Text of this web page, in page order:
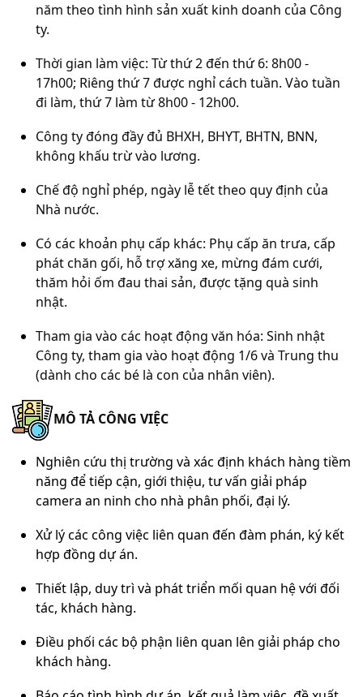
năm theo tình hình sản xuất kinh doanh của Công
ty.
Thời gian làm việc: Từ thứ 2 đến thứ 6: 8h00 -
17h00; Riêng thứ 7 được nghỉ cách tuần. Vào tuần
đi làm, thứ 7 làm từ 8h00 - 12h00.
Công ty đóng đầy đủ BHXH, BHYT, BHTN, BNN,
không khấu trừ vào lương.
Chế độ nghỉ phép, ngày lễ tết theo quy định của
Nhà nước.
Có các khoản phụ cấp khác: Phụ cấp ăn trưa, cấp
phát chăn gối, hỗ trợ xăng xe, mừng đám cưới,
thăm hỏi ốm đau thai sản, được tặng quà sinh
nhật.
Tham gia vào các hoạt động văn hóa: Sinh nhật
Công ty, tham gia vào hoạt động 1/6 và Trung thu
(dành cho các bé là con của nhân viên).
MÔ TẢ CÔNG VIỆC
Nghiên cứu thị trường và xác định khách hàng tiềm
năng để tiếp cận, giới thiệu, tư vấn giải pháp
camera an ninh cho nhà phân phối, đại lý.
Xử lý các công việc liên quan đến đàm phán, ký kết
hợp đồng dự án.
Thiết lập, duy trì và phát triển mối quan hệ với đối
tác, khách hàng.
Điều phối các bộ phận liên quan lên giải pháp cho
khách hàng.